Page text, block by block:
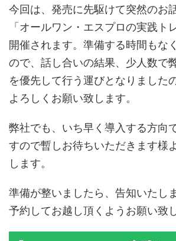
今回は、発売に先駆けて突然のお
「オールワン・エスプロの実践ト
開催されます。準備する時間もな
ので、話し合いの結果、少人数で
を優先して行う運びとなりました
よろしくお願い致します。
弊社でも、いち早く導入する方向
すので暫しお待ちいただきます様
します。
準備が整いましたら、告知いたし
予約してお越し頂くようお願い致